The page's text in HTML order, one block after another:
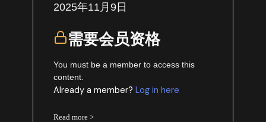
2025年11月9日
需要会员资格
You must be a member to access this
content.
Already a member?Log in here
Read more >